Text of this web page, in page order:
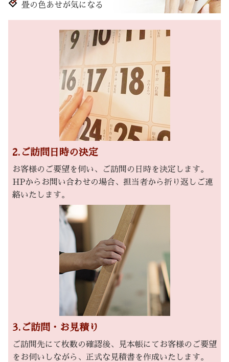
畳の色あせが気になる
2.ご訪問日時の決定
お客様のご要望を伺い、ご訪問の日時を決定します。
HPからお問い合わせの場合、担当者から折り返しご連
絡いたします。
3.ご訪問・お見積り
ご訪問先にて枚数の確認後、見本帳にてお客様のご要望
をお伺いしながら、正式な見積書を作成いたします。